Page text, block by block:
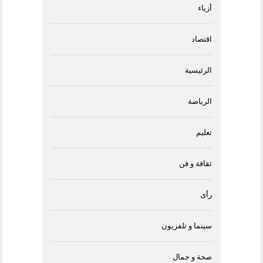
أزياء
اقتصاد
الرئيسية
الرياضة
تعليم
ثقافة و فن
رأى
سينما و تلفزيون
صحة و جمال